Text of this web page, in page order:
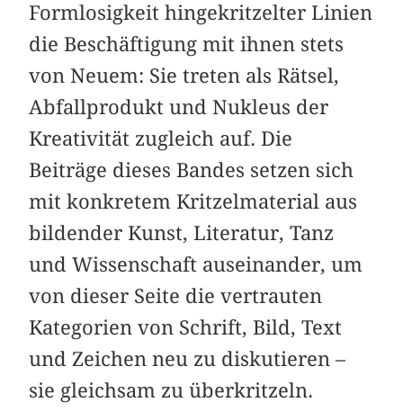
Formlosigkeit hingekritzelter Linien
die Beschäftigung mit ihnen stets
von Neuem: Sie treten als Rätsel,
Abfallprodukt und Nukleus der
Kreativität zugleich auf. Die
Beiträge dieses Bandes setzen sich
mit konkretem Kritzelmaterial aus
bildender Kunst, Literatur, Tanz
und Wissenschaft auseinander, um
von dieser Seite die vertrauten
Kategorien von Schrift, Bild, Text
und Zeichen neu zu diskutieren –
sie gleichsam zu überkritzeln.